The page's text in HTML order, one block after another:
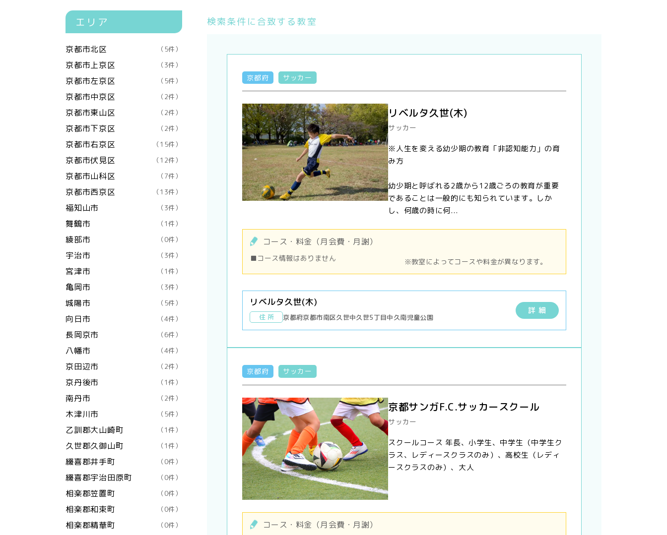
エリア
京都市北区 （5件）
京都市上京区 （3件）
京都市左京区 （5件）
京都市中京区 （2件）
京都市東山区 （2件）
京都市下京区 （2件）
京都市右京区 （15件）
京都市伏見区 （12件）
京都市山科区 （7件）
京都市西京区 （13件）
福知山市 （3件）
舞鶴市 （1件）
綾部市 （0件）
宇治市 （3件）
宮津市 （1件）
亀岡市 （3件）
城陽市 （5件）
向日市 （4件）
長岡京市 （6件）
八幡市 （4件）
京田辺市 （2件）
京丹後市 （1件）
南丹市 （2件）
木津川市 （5件）
乙訓郡大山崎町 （1件）
久世郡久御山町 （1件）
綴喜郡井手町 （0件）
綴喜郡宇治田原町 （0件）
相楽郡笠置町 （0件）
相楽郡和束町 （0件）
相楽郡精華町 （0件）
検索条件に合致する教室
京都府 サッカー
リベルタ久世(木)
サッカー
※人生を変える幼少期の教育「非認知能力」の育
み方
幼少期と呼ばれる2歳から12歳ごろの教育が重要
であることは一般的にも知られています。しか
し、何歳の時に何...
コース・料金（月会費・月謝）
■コース情報はありません ※教室によってコースや料金が異なります。
リベルタ久世(木)
住 所 京都府京都市南区久世中久世5丁目中久南児童公園
詳 細
京都府 サッカー
京都サンガF.C.サッカースクール
サッカー
スクールコース 年長、小学生、中学生（中学生ク
ラス、レディースクラスのみ）、高校生（レディ
ースクラスのみ）、大人
コース・料金（月会費・月謝）